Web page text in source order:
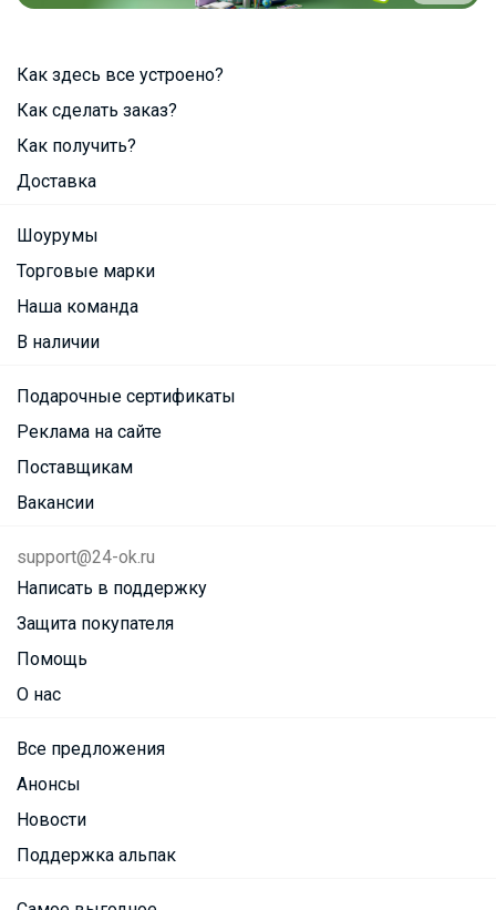
Как здесь все устроено?
Как сделать заказ?
Как получить?
Доставка
Шоурумы
Торговые марки
Наша команда
В наличии
Подарочные сертификаты
Реклама на сайте
Поставщикам
Вакансии
support@24-ok.ru
Написать в поддержку
Защита покупателя
Помощь
О нас
Все предложения
Анонсы
Новости
Поддержка альпак